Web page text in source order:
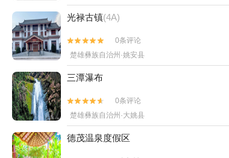
光禄古镇(4A)


0条评论
楚雄彝族自治州·姚安县
三潭瀑布


0条评论
楚雄彝族自治州·大姚县
德茂温泉度假区